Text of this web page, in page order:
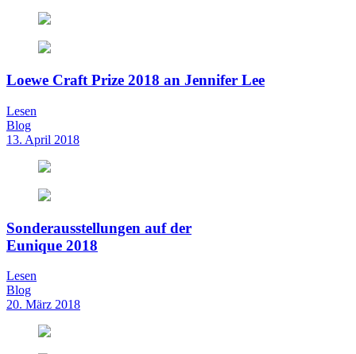
Loewe Craft Prize 2018 an Jennifer Lee
Lesen
Blog
13. April 2018
Sonderausstellungen auf der
Eunique 2018
Lesen
Blog
20. März 2018